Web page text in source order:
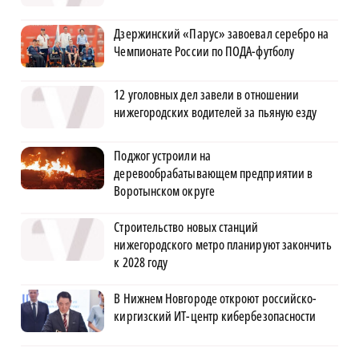
Дзержинский «Парус» завоевал серебро на
Чемпионате России по ПОДА-футболу
12 уголовных дел завели в отношении
нижегородских водителей за пьяную езду
Поджог устроили на
деревообрабатывающем предприятии в
Воротынском округе
Строительство новых станций
нижегородского метро планируют закончить
к 2028 году
В Нижнем Новгороде откроют российско-
киргизский ИТ-центр кибербезопасности